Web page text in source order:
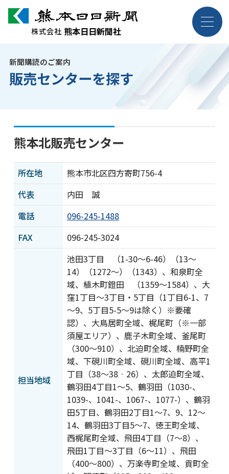
株式会社 熊本日日新聞社
新聞購読のご案内
販売センターを探す
熊本北販売センター
所在地
熊本市北区四方寄町756-4
代表
内田 誠
電話
096-245-1488
FAX
096-245-3024
担当地域
池田3丁目 （1-30～6-46）（13～
14）（1272～）（1343）、和泉町全
域、植木町鐙田 （1359～1584）、大
窪1丁目～3丁目・5丁目（1丁目6-1、7
～9、5丁目5-5～9は除く）※要確
認）、大鳥居町全域、梶尾町（※一部
須屋エリア）、鹿子木町全域、釜尾町
（300～910）、北迫町全域、楠野町全
域、下硯川町全域、硯川町全域、高平1
丁目（38～38‐26）、太郎迫町全域、
鶴羽田4丁目1～5、鶴羽田（1030-、
1039-、1041-、1067-、1077-）、鶴羽
田5丁目、鶴羽田2丁目1～7、9、12～
14、鶴羽田3丁目5～7、徳王町全域、
西梶尾町全域、飛田4丁目（7～8）、
飛田1丁目～3丁目（6～11）、飛田
（400～800）、万楽寺町全域、貢町全
株式会社 熊本日日新聞社
企業情報
採用案内
お問い合わせ
ニュース・トピックス
プライバシーポリシー
サイトポリシー
著作物の利用について
カスタマーハラスメント
に対する基本方針
サイトマップ